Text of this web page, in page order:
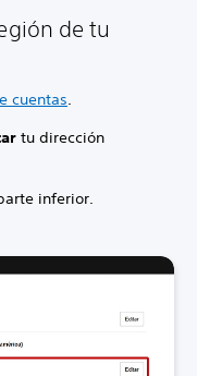
de tu
cuentas.
tu dirección
inferior.